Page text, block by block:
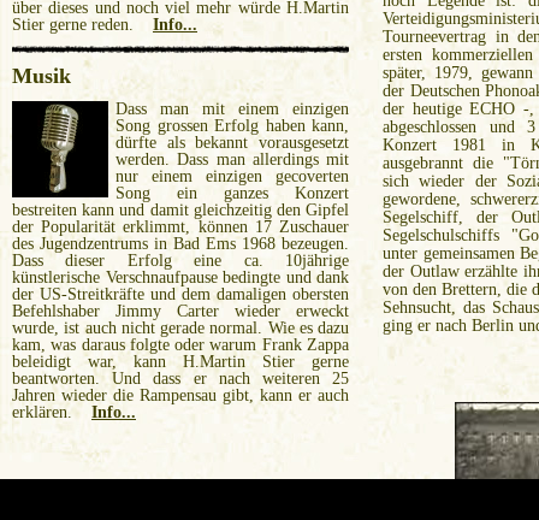
über dieses und noch viel mehr würde H.Martin
Stier gerne reden. Info...
Musik
Dass man mit einem einzigen
Song grossen Erfolg haben kann,
dürfte als bekannt vorausgesetzt
werden. Dass man allerdings mit
nur einem einzigen gecoverten
Song ein ganzes Konzert
bestreiten kann und damit gleichzeitig den Gipfel
der Popularität erklimmt, können 17 Zuschauer
des Jugendzentrums in Bad Ems 1968 bezeugen.
Dass dieser Erfolg eine ca. 10jährige
künstlerische Verschnaufpause bedingte und dank
der US-Streitkräfte und dem damaligen obersten
Befehlshaber Jimmy Carter wieder erweckt
wurde, ist auch nicht gerade normal. Wie es dazu
kam, was daraus folgte oder warum Frank Zappa
beleidigt war, kann H.Martin Stier gerne
beantworten. Und dass er nach weiteren 25
Jahren wieder die Rampensau gibt, kann er auch
erklären. Info...
Tourneevertrag in
ersten
später, 1979,
der Deutschen
der heutige ECHO -,
abgeschlossen und
Konzert 1981 in
ausgebrannt die
sich wieder der
gewordene,
Segelschiff, der
Segelschulschiffs
unter gemeinsamen
der Outlaw erzählte
von den Brettern, die
Sehnsucht, das
ging er nach Berlin